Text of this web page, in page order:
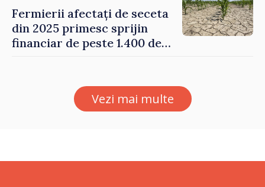
Fermierii afectați de seceta
din 2025 primesc sprijin
financiar de peste 1.400 de
Vezi mai multe